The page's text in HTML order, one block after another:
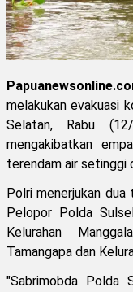
melakukan evakuasi
Selatan, Rabu
mengakibatkan
terendam air setinggi
Polri menerjukan
Pelopor Polda
Kelurahan
Tamangapa dan
"Sabrimobda Polda